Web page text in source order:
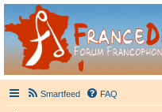
France Didgeridoo
Didgeridoo et Guimbarde sur France
Smartfeed FAQ